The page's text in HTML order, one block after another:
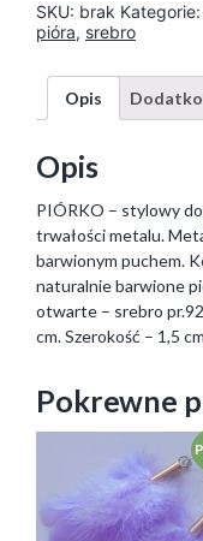
SKU: brak Kategorie:
pióra, srebro
Opis
Opis
PIÓRKO – stylowy
trwałości metalu.
barwionym puchem.
naturalnie barwione
otwarte – srebro
cm. Szerokość – 1,5
Pokrewne